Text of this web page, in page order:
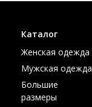
Каталог
Женская одежда
Мужская одежда
Большие
размеры